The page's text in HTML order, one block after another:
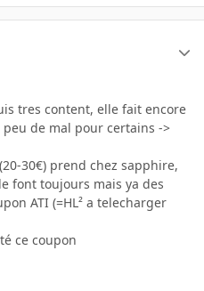
tres content, elle fait encore
de mal pour certains ->
30€) prend chez sapphire,
font toujours mais ya des
ATI (=HL² a telecharger
ce coupon